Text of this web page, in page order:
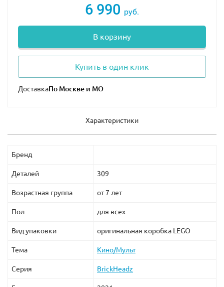
6 990 руб.
В корзину
Купить в один клик
Доставка
Характеристики
Бренд
Деталей 309
Возрастная группа от 7 лет
Пол для всех
Вид упаковки оригинальная коробка LEGO
Тема Кино/Мульт
Серия BrickHeadz